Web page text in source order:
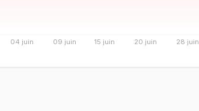
04 juin 09 juin 15 juin 20 juin 28 juin